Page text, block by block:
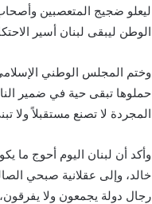
ليعلو ضجيج المتعصبين
الوطن ليبقى لبنان أسير
وختم المجلس الوطني الإسلامي
حملوها تبقى حية في ضمير
المجردة لا تصنع مستقبلاً ولا
وأكد أن لبنان اليوم أحوج
خالد، وإلى عقلانية صبحي
رجال دولة يجمعون ولا